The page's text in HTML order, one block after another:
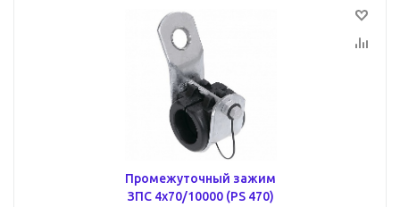
Промежуточный зажим
ЗПС 4х70/10000 (PS 470)